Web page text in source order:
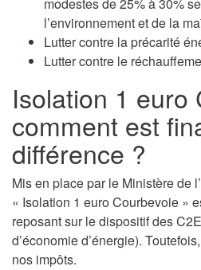
l’environnement et de la
Lutter contre la précarité
Lutter contre le
Isolation 1 euro
comment est
différence ?
Mis en place par le Ministère de
« Isolation 1 euro Courbevoie »
reposant sur le dispositif des
d’économie d’énergie).
nos impôts.